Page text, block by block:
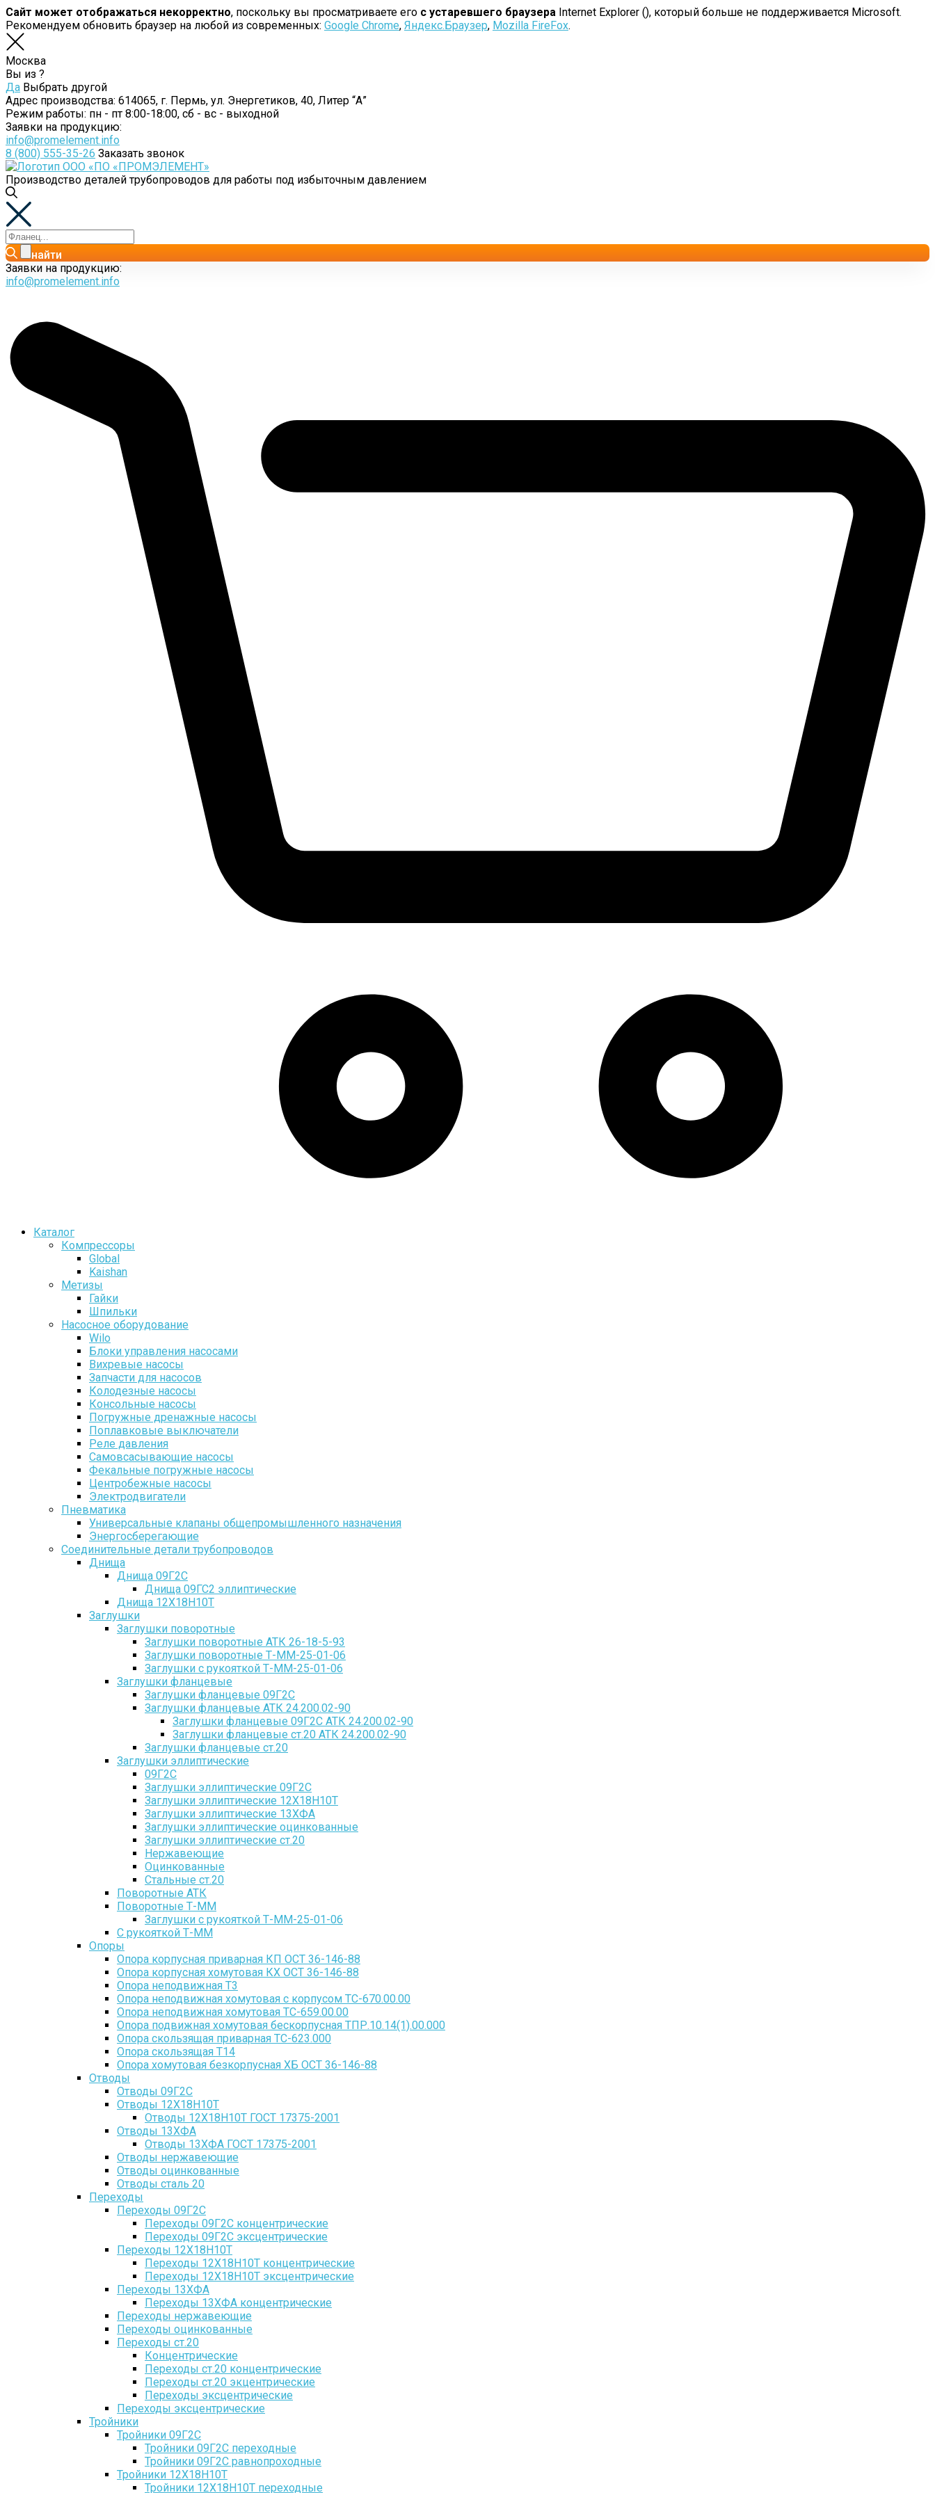
Сайт может отображаться некорректно, поскольку вы просматриваете его с устаревшего браузера Internet Explorer (), который больше не поддерживается Microsoft.
Рекомендуем обновить браузер на любой из современных: Google Chrome, Яндекс.Браузер, Mozilla FireFox.
Москва
Вы из ?
Да Выбрать другой
Адрес производства: 614065, г. Пермь, ул. Энергетиков, 40, Литер “А”
Режим работы: пн - пт 8:00-18:00, сб - вс - выходной
Заявки на продукцию:
info@promelement.info
8 (800) 555-35-26 Заказать звонок
Производство деталей трубопроводов для работы под избыточным давлением
найти
Заявки на продукцию:
info@promelement.info
Каталог
Компрессоры
Global
Kaishan
Метизы
Гайки
Шпильки
Насосное оборудование
Wilo
Блоки управления насосами
Вихревые насосы
Запчасти для насосов
Колодезные насосы
Консольные насосы
Погружные дренажные насосы
Поплавковые выключатели
Реле давления
Самовсасывающие насосы
Фекальные погружные насосы
Центробежные насосы
Электродвигатели
Пневматика
Универсальные клапаны общепромышленного назначения
Энергосберегающие
Соединительные детали трубопроводов
Днища
Днища 09Г2С
Днища 09ГС2 эллиптические
Днища 12Х18Н10Т
Заглушки
Заглушки поворотные
Заглушки поворотные АТК 26-18-5-93
Заглушки поворотные Т-ММ-25-01-06
Заглушки с рукояткой Т-ММ-25-01-06
Заглушки фланцевые
Заглушки фланцевые 09Г2С
Заглушки фланцевые АТК 24.200.02-90
Заглушки фланцевые 09Г2С АТК 24.200.02-90
Заглушки фланцевые ст.20 АТК 24.200.02-90
Заглушки фланцевые ст.20
Заглушки эллиптические
09Г2С
Заглушки эллиптические 09Г2С
Заглушки эллиптические 12Х18Н10Т
Заглушки эллиптические 13ХФА
Заглушки эллиптические оцинкованные
Заглушки эллиптические ст.20
Нержавеющие
Оцинкованные
Стальные ст.20
Поворотные АТК
Поворотные Т-ММ
Заглушки с рукояткой Т-ММ-25-01-06
С рукояткой Т-ММ
Опоры
Опора корпусная приварная КП ОСТ 36-146-88
Опора корпусная хомутовая КХ ОСТ 36-146-88
Опора неподвижная Т3
Опора неподвижная хомутовая с корпусом ТС-670.00.00
Опора неподвижная хомутовая ТС-659.00.00
Опора подвижная хомутовая бескорпусная ТПР.10.14(1).00.000
Опора скользящая приварная ТС-623.000
Опора скользящая Т14
Опора хомутовая безкорпусная ХБ ОСТ 36-146-88
Отводы
Отводы 09Г2С
Отводы 12Х18Н10Т
Отводы 12Х18Н10Т ГОСТ 17375-2001
Отводы 13ХФА
Отводы 13ХФА ГОСТ 17375-2001
Отводы нержавеющие
Отводы оцинкованные
Отводы сталь 20
Переходы
Переходы 09Г2С
Переходы 09Г2С концентрические
Переходы 09Г2С эксцентрические
Переходы 12Х18Н10Т
Переходы 12Х18Н10Т концентрические
Переходы 12Х18Н10Т эксцентрические
Переходы 13ХФА
Переходы 13ХФА концентрические
Переходы нержавеющие
Переходы оцинкованные
Переходы ст.20
Концентрические
Переходы ст.20 концентрические
Переходы ст.20 экцентрические
Переходы эксцентрические
Переходы эксцентрические
Тройники
Тройники 09Г2С
Тройники 09Г2С переходные
Тройники 09Г2С равнопроходные
Тройники 12Х18Н10Т
Тройники 12Х18Н10Т переходные